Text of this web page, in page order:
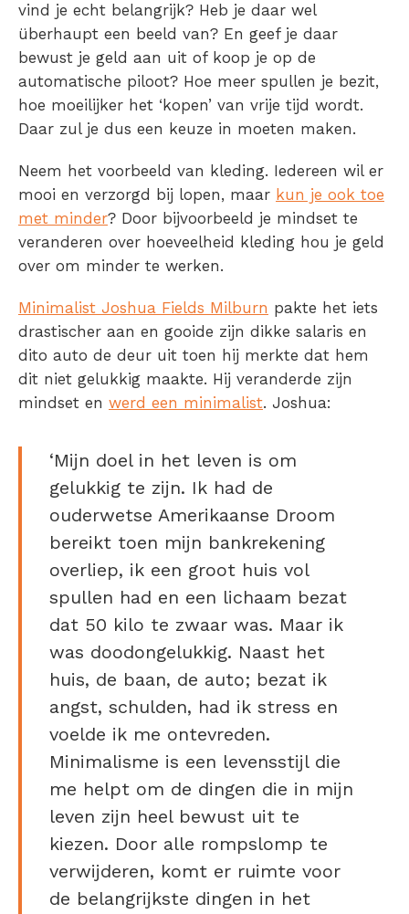
vind je echt belangrijk? Heb je daar wel
überhaupt een beeld van? En geef je daar
bewust je geld aan uit of koop je op de
automatische piloot? Hoe meer spullen je bezit,
hoe moeilijker het ‘kopen’ van vrije tijd wordt.
Daar zul je dus een keuze in moeten maken.
Neem het voorbeeld van kleding. Iedereen wil er
mooi en verzorgd bij lopen, maar kun je ook toe
met minder? Door bijvoorbeeld je mindset te
veranderen over hoeveelheid kleding hou je geld
over om minder te werken.
Minimalist Joshua Fields Milburn pakte het iets
drastischer aan en gooide zijn dikke salaris en
dito auto de deur uit toen hij merkte dat hem
dit niet gelukkig maakte. Hij veranderde zijn
mindset en werd een minimalist. Joshua:
‘Mijn doel in het leven is om
gelukkig te zijn. Ik had de
ouderwetse Amerikaanse Droom
bereikt toen mijn bankrekening
overliep, ik een groot huis vol
spullen had en een lichaam bezat
dat 50 kilo te zwaar was. Maar ik
was doodongelukkig. Naast het
huis, de baan, de auto; bezat ik
angst, schulden, had ik stress en
voelde ik me ontevreden.
Minimalisme is een levensstijl die
me helpt om de dingen die in mijn
leven zijn heel bewust uit te
kiezen. Door alle rompslomp te
verwijderen, komt er ruimte voor
de belangrijkste dingen in het